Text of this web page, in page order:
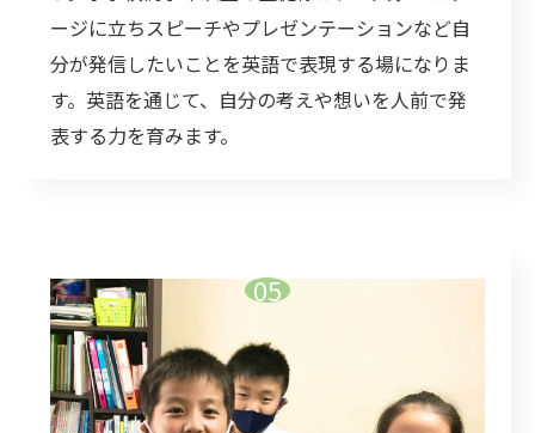
ージに立ちスピーチやプレゼンテーションなど自
分が発信したいことを英語で表現する場になりま
す。英語を通じて、自分の考えや想いを人前で発
表する力を育みます。